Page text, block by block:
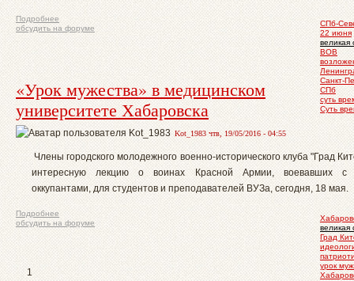
СПб-
22 июня
великая
ВОВ
Санкт-
СПб
суть
Суть
Подробнее
обсудить на форуме
«Урок мужества» в медицинском
университете Хабаровска
Kot_1983 чтв, 19/05/2016 - 04:55
Члены городского молодежного военно-исторического клуба "Град
интересную лекцию о воинах Красной Армии, воевавших с
оккупантами, для студентов и преподавателей ВУЗа, сегодня, 18 мая.
великая
Град
урок
Подробнее
обсудить на форуме
1